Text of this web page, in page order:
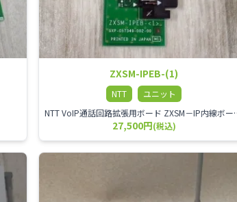
ZXSM-IPEB-(1)
NTT
ユニット
NTT VoIP通話回
27,500円(税込)